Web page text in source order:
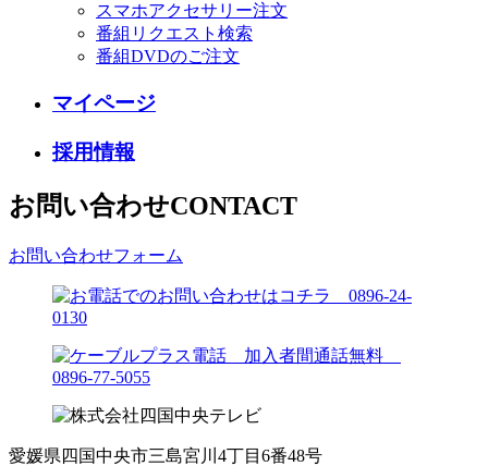
スマホアクセサリー注文
番組リクエスト検索
番組DVDのご注文
マイページ
採用情報
お問い合わせCONTACT
お問い合わせフォーム
愛媛県四国中央市三島宮川4丁目6番48号